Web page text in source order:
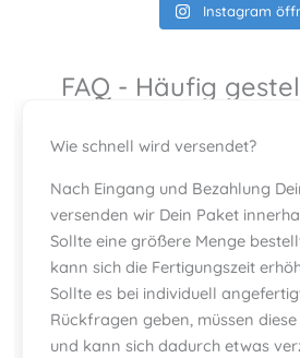
Instagram
FAQ - Häufig
Wie schnell wird versendet?
Nach Eingang und Bezahlung
versenden wir Dein Paket
Sollte eine größere Menge
kann sich die Fertigungszeit
Sollte es bei individuell
Rückfragen geben, müssen
und kann sich dadurch etwas